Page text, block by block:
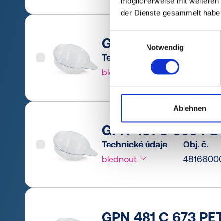
der Dienste gesammelt
Notwendig
Ablehnen
GPN 481 C 648
Technické údaje
blednout
GPN 481 C 660
Technické údaje
blednout
Obj. č.
GPN 481 C 673